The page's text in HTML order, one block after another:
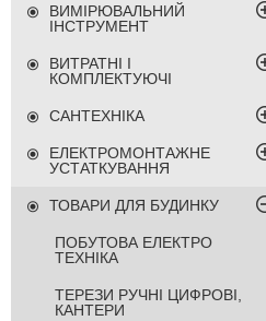
ВИМІРЮВАЛЬНИЙ
ІНСТРУМЕНТ
ВИТРАТНІ І
КОМПЛЕКТУЮЧІ
САНТЕХНІКА
ЕЛЕКТРОМОНТАЖНЕ
УСТАТКУВАННЯ
ТОВАРИ ДЛЯ БУДИНКУ
ПОБУТОВА ЕЛЕКТРО
ТЕХНІКА
ТЕРЕЗИ РУЧНІ ЦИФРОВІ,
КАНТЕРИ